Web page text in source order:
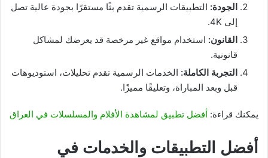
الجودة: التطبيقات الرسمية تقدم بثًا مستقرًا بجودة عالية تصل
إلى 4K.
القانون: استخدام مواقع غير مرخصة قد يعرضك لمشاكل
قانونية.
التجربة الكاملة: الخدمات الرسمية تقدم تحليلات، استوديوهات
قبل وبعد المباراة، وتعليقًا مميزًا.
يمكنك قراءة: أفضل تطبيق لمشاهدة الأفلام والمسلسلات في العراق
أفضل التطبيقات والخدمات في